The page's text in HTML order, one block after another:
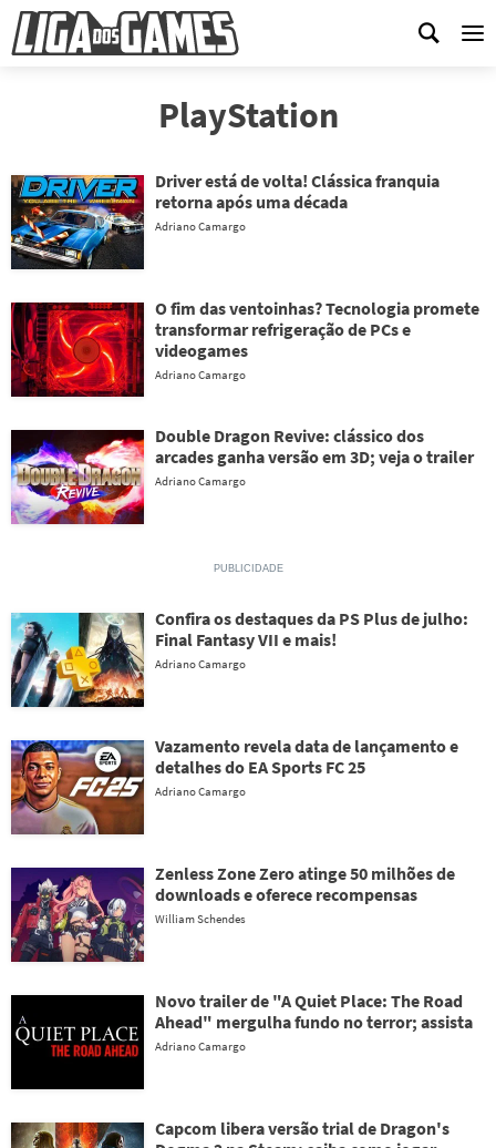
PlayStation
Driver está de volta! Clássica franquia
retorna após uma década
Adriano Camargo
O fim das ventoinhas? Tecnologia promete
transformar refrigeração de PCs e
videogames
Adriano Camargo
Double Dragon Revive: clássico dos
arcades ganha versão em 3D; veja o trailer
Adriano Camargo
Confira os destaques da PS Plus de julho:
Final Fantasy VII e mais!
Adriano Camargo
Vazamento revela data de lançamento e
detalhes do EA Sports FC 25
Adriano Camargo
Zenless Zone Zero atinge 50 milhões de
downloads e oferece recompensas
William Schendes
Novo trailer de "A Quiet Place: The Road
Ahead" mergulha fundo no terror; assista
Adriano Camargo
Capcom libera versão trial de Dragon's